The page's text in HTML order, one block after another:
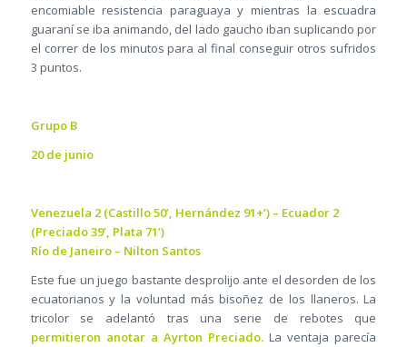
encomiable resistencia paraguaya y mientras la escuadra
guaraní se iba animando, del lado gaucho iban suplicando por
el correr de los minutos para al final conseguir otros sufridos
3 puntos.
Grupo B
20 de junio
Venezuela 2 (Castillo 50’, Hernández 91+’) – Ecuador 2
(Preciado 39’, Plata 71’)
Río de Janeiro – Nilton Santos
Este fue un juego bastante desprolijo ante el desorden de los
ecuatorianos y la voluntad más bisoñez de los llaneros. La
tricolor se adelantó tras una serie de rebotes que
permitieron anotar a Ayrton Preciado. La ventaja parecía